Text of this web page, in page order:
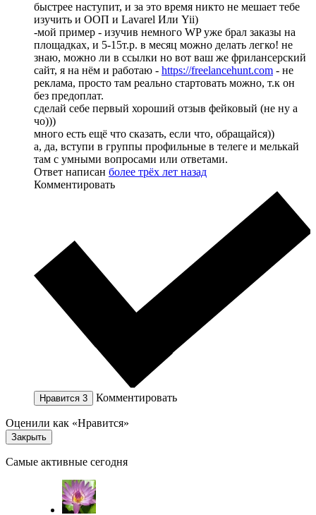
быстрее наступит, и за это время никто не мешает тебе
изучить и ООП и Lavarel Или Yii)
-мой пример - изучив немного WP уже брал заказы на
площадках, и 5-15т.р. в месяц можно делать легко! не
знаю, можно ли в ссылки но вот ваш же фрилансерский
сайт, я на нём и работаю - https://freelancehunt.com - не
реклама, просто там реально стартовать можно, т.к он
без предоплат.
сделай себе первый хороший отзыв фейковый (не ну а
чо)))
много есть ещё что сказать, если что, обращайся))
а, да, вступи в группы профильные в телеге и мелькай
там с умными вопросами или ответами.
Ответ написан более трёх лет назад
Комментировать
Нравится 3 Комментировать
Оценили как «Нравится»
Закрыть
Самые активные сегодня